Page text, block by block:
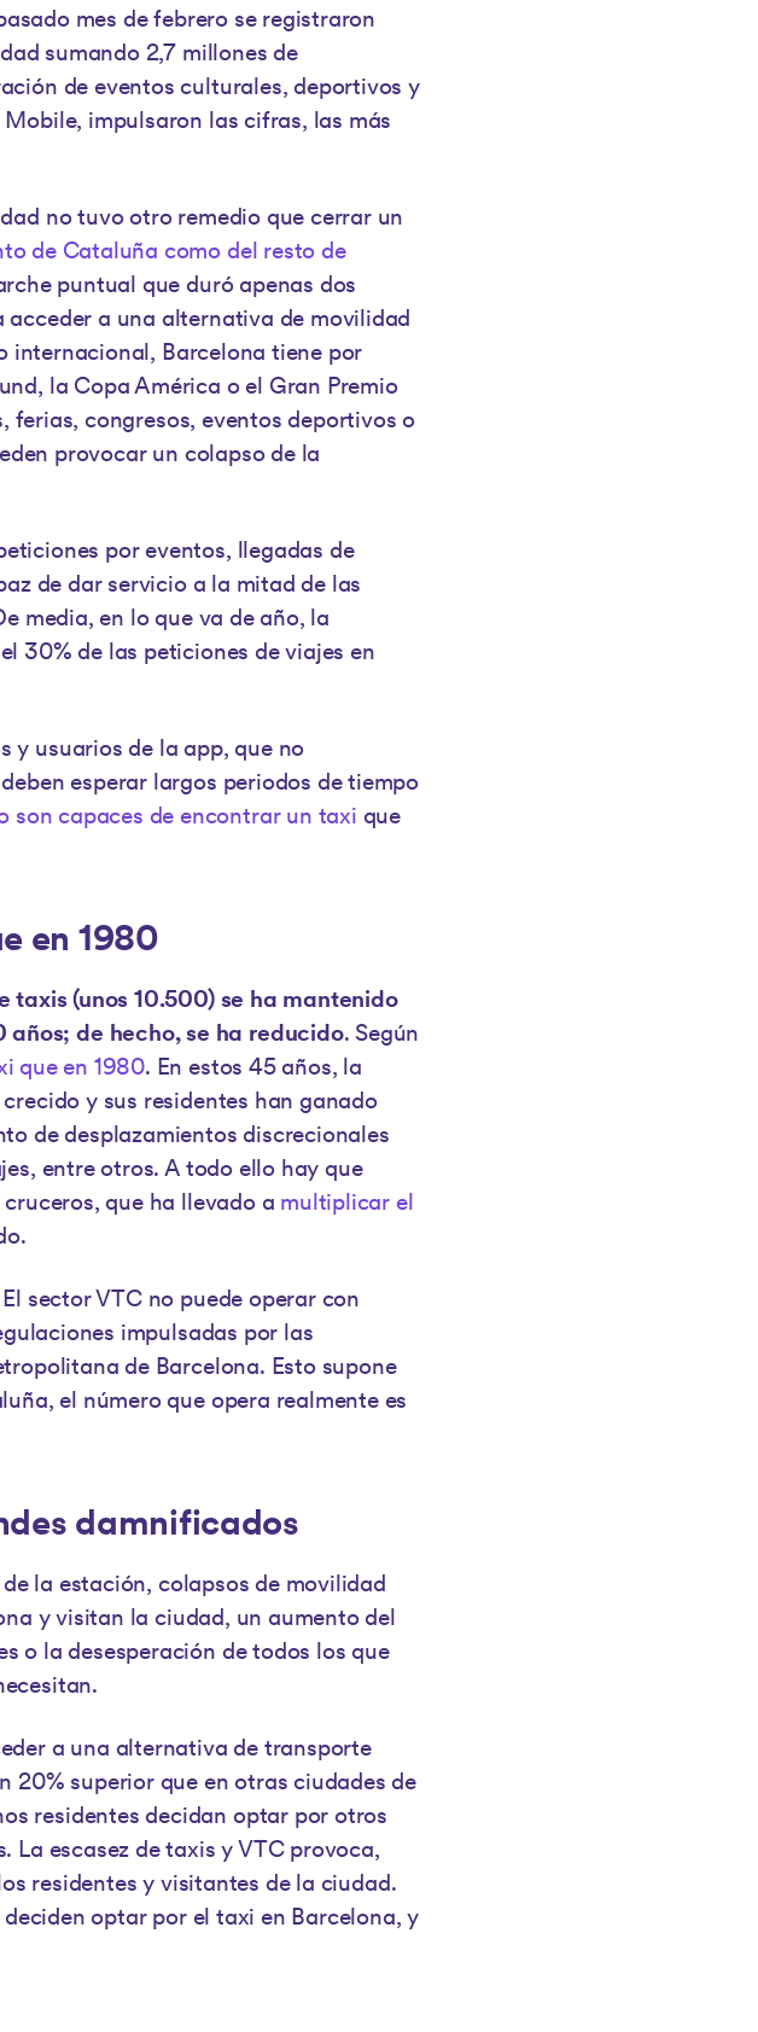
mes de febrero se registraron
sumando 2,7 millones de
de eventos culturales, deportivos y
impulsaron las cifras, las más
no tuvo otro remedio que cerrar un
de Cataluña como del resto de
puntual que duró apenas dos
acceder a una alternativa de movilidad
internacional, Barcelona tiene por
la Copa América o el Gran Premio
ferias, congresos, eventos deportivos o
provocar un colapso de la
por eventos, llegadas de
de dar servicio a la mitad de las
media, en lo que va de año, la
30% de las peticiones de viajes en
y usuarios de la app, que no
esperar largos periodos de tiempo
son capaces de encontrar un taxi que
en 1980
taxis (unos 10.500) se ha mantenido
de hecho, se ha reducido. Según
que en 1980. En estos 45 años, la
y sus residentes han ganado
de desplazamientos discrecionales
entre otros. A todo ello hay que
que ha llevado a multiplicar el
sector VTC no puede operar con
impulsadas por las
de Barcelona. Esto supone
el número que opera realmente es
damnificados
la estación, colapsos de movilidad
y visitan la ciudad, un aumento del
o la desesperación de todos los que
a una alternativa de transporte
20% superior que en otras ciudades de
residentes decidan optar por otros
La escasez de taxis y VTC provoca,
residentes y visitantes de la ciudad.
deciden optar por el taxi en Barcelona, y